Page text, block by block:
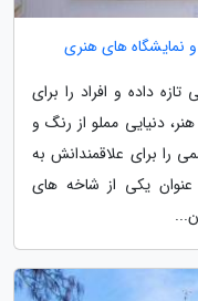
نمایشگاه های هنری
داده و افراد را برای
دنیایی مملو از رنگ و
برای علاقمندانش به
یکی از شاخه های